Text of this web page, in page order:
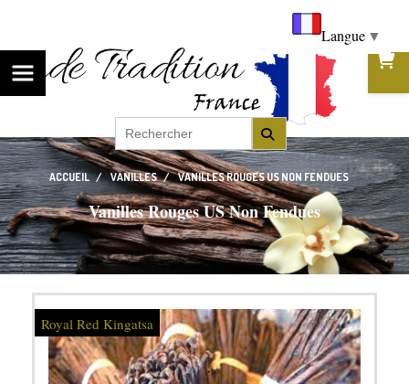
ACCUEIL VANILLES VANILLES ROUGES US NON FENDUES
Vanilles Rouges US Non Fendues
Royal Red Kingatsa
Langue ▼